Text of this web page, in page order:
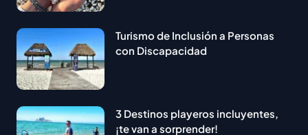
Turismo de Inclusión a Personas
con Discapacidad
3 Destinos playeros incluyentes,
¡te van a sorprender!